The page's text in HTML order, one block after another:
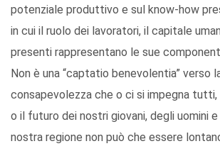
potenziale produttivo e sul know-how
in cui il ruolo dei lavoratori, il capitale
presenti rappresentano le sue
Non è una “captatio benevolentia” verso
consapevolezza che o ci si impegna
o il futuro dei nostri giovani, degli uomini
nostra regione non può che essere